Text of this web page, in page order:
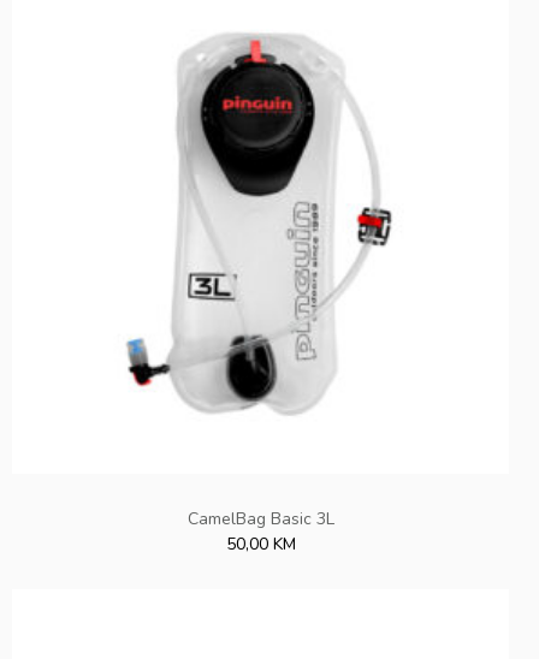
CamelBag Basic 3L
50,00 KM